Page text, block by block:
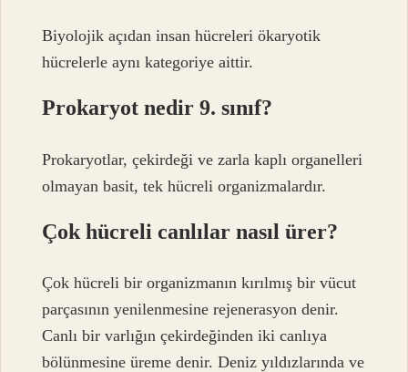
Biyolojik açıdan insan hücreleri ökaryotik
hücrelerle aynı kategoriye aittir.
Prokaryot nedir 9. sınıf?
Prokaryotlar, çekirdeği ve zarla kaplı organelleri
olmayan basit, tek hücreli organizmalardır.
Çok hücreli canlılar nasıl ürer?
Çok hücreli bir organizmanın kırılmış bir vücut
parçasının yenilenmesine rejenerasyon denir.
Canlı bir varlığın çekirdeğinden iki canlıya
bölünmesine üreme denir. Deniz yıldızlarında ve